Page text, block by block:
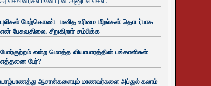
புலிகள் மேற்கொண்ட மனித உரிமை மீறல்கள் தொடர்பாக
ஏன் பேசுவதிலை. சீறுகிறார் சம்பிக்க
போர்குற்றம் என்ற மொத்த வியாபாரத்தின் பங்காளிகள்
எத்தனை பேர்?
யாழ்பாணத்து ஆசான்களையும் மாணவர்களை அப்துல் கலாம்